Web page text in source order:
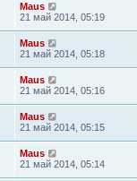
Maus
21 май 2014, 05:19
Maus
21 май 2014, 05:18
Maus
21 май 2014, 05:16
Maus
21 май 2014, 05:15
Maus
21 май 2014, 05:14